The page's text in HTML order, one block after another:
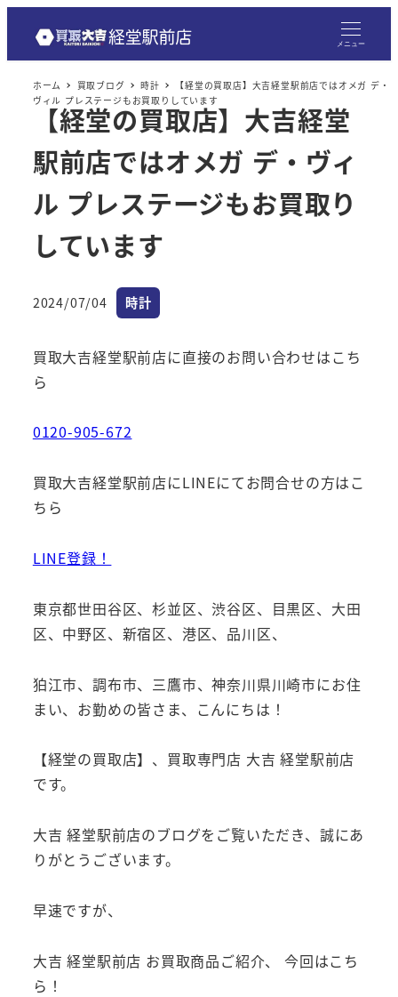
メニュー
ホーム 買取ブログ 時計
【経堂の買取店】大吉経堂駅前店ではオメガ デ・
ヴィル プレステージもお買取りしています
【経堂の買取店】大吉経堂
駅前店ではオメガ デ・ヴィ
ル プレステージもお買取り
しています
投稿日
2024/07/04 カテゴリー
時計
買取大吉経堂駅前店に直接のお問い合わせはこち
ら
0120-905-672
買取大吉経堂駅前店にLINEにてお問合せの方はこ
ちら
LINE登録！
東京都世田谷区、杉並区、渋谷区、目黒区、大田
区、中野区、新宿区、港区、品川区、
狛江市、調布市、三鷹市、神奈川県川崎市にお住
まい、お勤めの皆さま、こんにちは！
【経堂の買取店】、買取専門店 大吉 経堂駅前店
です。
大吉 経堂駅前店のブログをご覧いただき、誠にあ
りがとうございます。
早速ですが、
大吉 経堂駅前店 お買取商品ご紹介、 今回はこち
ら！